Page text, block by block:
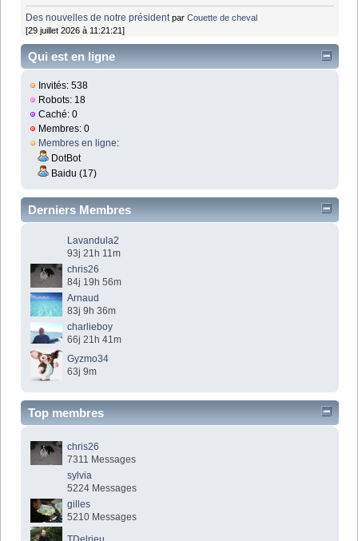
Des nouvelles de notre président parCouette de cheval
[29 juillet 2026 à 11:21:21]
Qui est en ligne
Invités: 538
Robots: 18
Caché: 0
Membres: 0
Membres en ligne:
DotBot
Baidu (17)
Derniers Membres
Lavandula2
93j 21h 11m
chris26
84j 19h 56m
Arnaud
83j 9h 36m
charlieboy
66j 21h 41m
Gyzmo34
63j 9m
Top membres
chris26
7311 Messages
sylvia
5224 Messages
gilles
5210 Messages